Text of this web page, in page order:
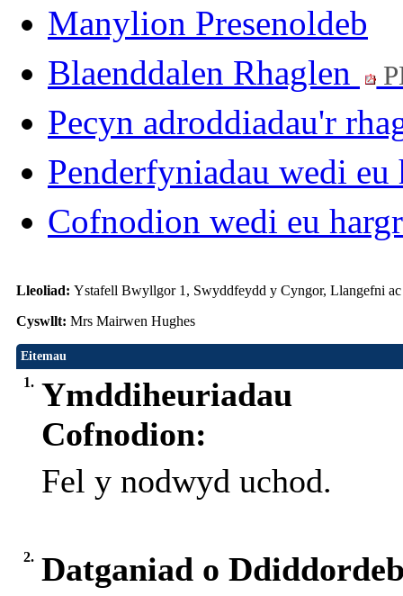
Manylion Presenoldeb
Blaenddalen Rhaglen
Pecyn adroddiadau'r
Penderfyniadau wedi
Cofnodion wedi eu
Lleoliad: Ystafell Bwyllgor 1, Swyddfeydd y Cyngor, Llangefni
Cyswllt: Mrs Mairwen Hughes
Eitemau
1. Ymddiheuriadau
Cofnodion:
Fel y nodwyd uchod.
2. Datganiad o